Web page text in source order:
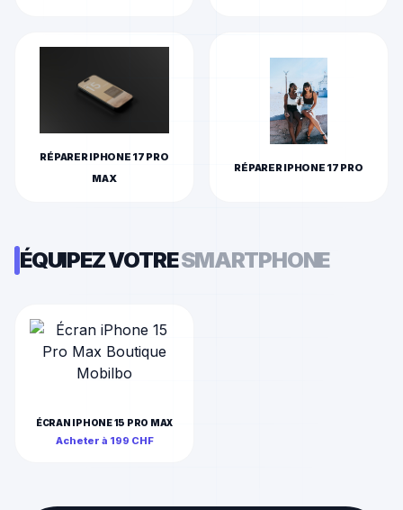
RÉPARERIPHONE 17 PRO
MAX
RÉPARERIPHONE 17 PRO
ÉQUIPEZ VOTRESMARTPHONE
ÉCRAN IPHONE 15 PRO MAX
Acheter à 199 CHF